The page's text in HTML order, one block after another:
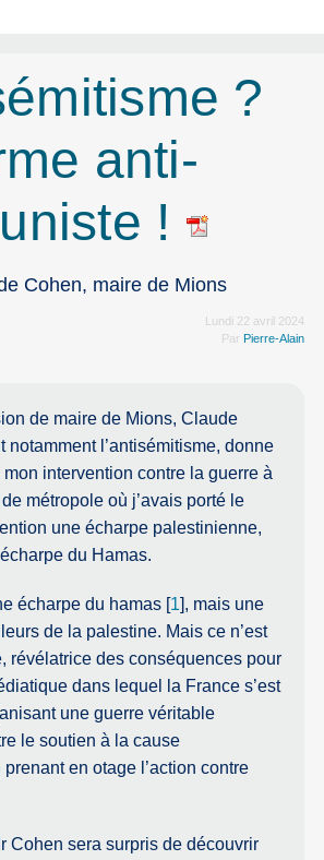
?
anti-
!
Cohen, maire de Mions
Lundi 22 avril 2024
Par Pierre-Alain
de maire de Mions, Claude
notamment l’antisémitisme, donne
intervention contre la guerre à
métropole où j’avais porté le
une écharpe palestinienne,
du Hamas.
écharpe du hamas [1], mais une
de la palestine. Mais ce n’est
révélatrice des conséquences pour
dans lequel la France s’est
une guerre véritable
le soutien à la cause
en otage l’action contre
Cohen sera surpris de découvrir